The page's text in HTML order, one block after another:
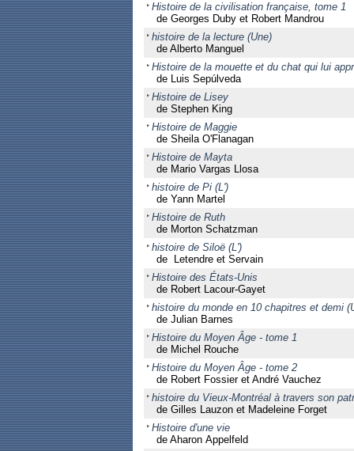
Histoire de la civilisation française, tome 1
de Georges Duby et Robert Mandrou
histoire de la lecture (Une)
de Alberto Manguel
Histoire de la mouette et du chat qui lui
de Luis Sepúlveda
Histoire de Lisey
de Stephen King
Histoire de Maggie
de Sheila O'Flanagan
Histoire de Mayta
de Mario Vargas Llosa
histoire de Pi (L')
de Yann Martel
Histoire de Ruth
de Morton Schatzman
histoire de Siloë (L')
de Letendre et Servain
Histoire des États-Unis
de Robert Lacour-Gayet
histoire du monde en 10 chapitres et demi
de Julian Barnes
Histoire du Moyen Âge - tome 1
de Michel Rouche
Histoire du Moyen Âge - tome 2
de Robert Fossier et André Vauchez
histoire du Vieux-Montréal à travers son
de Gilles Lauzon et Madeleine Forget
Histoire d'une vie
de Aharon Appelfeld